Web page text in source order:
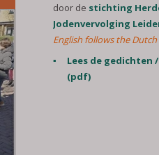
door de stichting
Jodenvervolging
English follows the
Lees de gedichten
(pdf)